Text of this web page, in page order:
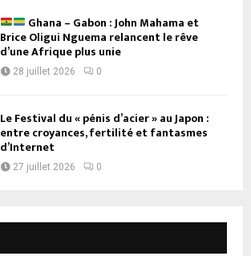
Ghana – Gabon : John Mahama et
Brice Oligui Nguema relancent le rêve
d’une Afrique plus unie
28 juillet 2026 0
Le Festival du « pénis d’acier » au Japon :
entre croyances, fertilité et fantasmes
d’Internet
27 juillet 2026 0